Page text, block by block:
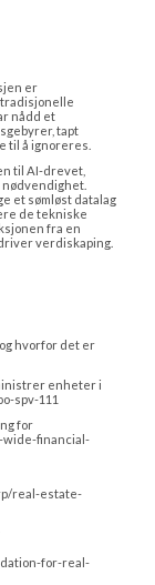
er
tradisjonelle
nådd et
tapt
til å ignoreres.
til AI-drevet,
et sømløst datalag
de tekniske
fra en
verdiskaping.
hvorfor det er
enheter i
spv-111
for
wide-financial-
real-estate-
for-real-